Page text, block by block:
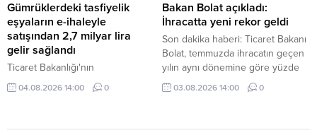
Gümrüklerdeki tasfiyelik
eşyaların e-ihaleyle
satışından 2,7 milyar lira
gelir sağlandı
Ticaret Bakanlığı'nın
gümrüklerdeki tasfiyelik araç ve
eşyaların ülke ekonomisine
04.08.2026 14:00 0
Bakan Bolat açıkladı:
İhracatta yeni rekor geldi
Son dakika haberi: Ticaret Bakanı
Bolat, temmuzda ihracatın geçen
yılın aynı dönemine göre yüzde
2,9 artarak 25,6 milyar dolara
ulaştığını ve en yüksek temmuz
03.08.2026 14:00 0